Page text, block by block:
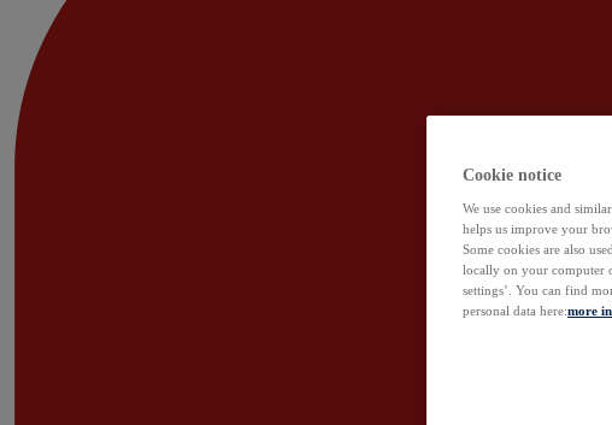
Cookie notice
We use cookies and
helps us improve your
Some cookies are also
locally on your computer
settings’. You can find
personal data here:more